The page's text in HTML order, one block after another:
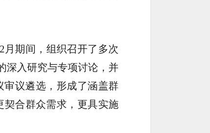
月期间，组织召开了多次
深入研究与专项讨论，并
议遴选，形成了涵盖群
合群众需求，更具实施